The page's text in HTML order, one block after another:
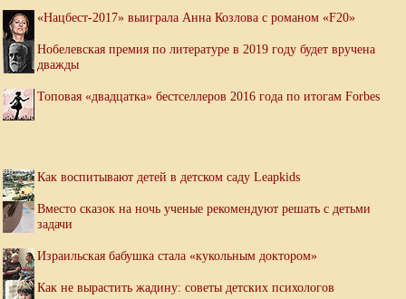
«Нацбест-2017» выиграла Анна Козлова с романом «F20»
Нобелевская премия по литературе в 2019 году будет вручена
дважды
Топовая «двадцатка» бестселлеров 2016 года по итогам Forbes
Как воспитывают детей в детском саду Leapkids
Вместо сказок на ночь ученые рекомендуют решать с детьми
задачи
Израильская бабушка стала «кукольным доктором»
Как не вырастить жадину: советы детских психологов